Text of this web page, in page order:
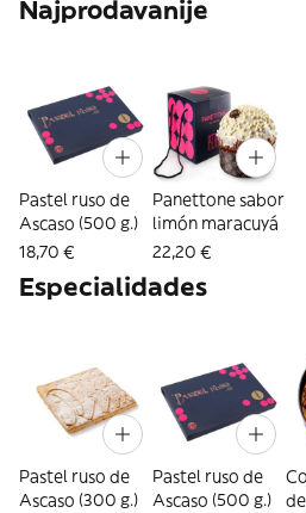
Najprodavanije
Pastel ruso de
Ascaso (500 g.)
18,70 €
Panettone sabor
limón maracuyá
22,20 €
Especialidades
Pastel ruso de
Ascaso (300 g.)
Pastel ruso de
Ascaso (500 g.)